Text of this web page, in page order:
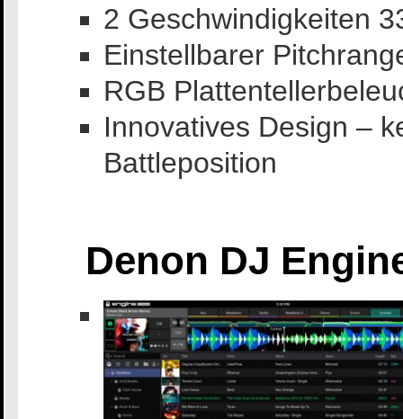
2 Geschwindigkeiten
Einstellbarer
RGB
Innovatives Design –
Battleposition
Denon DJ